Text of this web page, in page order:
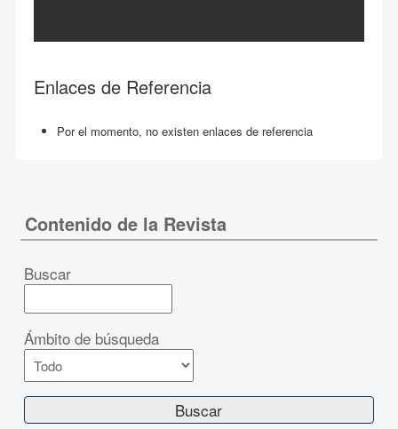
Enlaces de Referencia
Por el momento, no existen enlaces de referencia
Contenido de la Revista
Buscar
Ámbito de búsqueda